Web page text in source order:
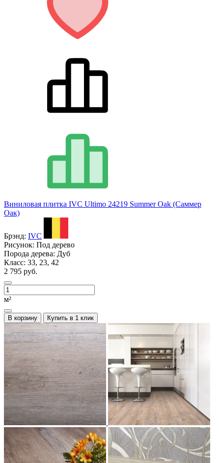
Виниловая плитка IVC Ultimo 24219 Summer Oak (Саммер
Оак)
Брэнд: IVC
Рисунок: Под дерево
Порода дерева: Дуб
Класс: 33, 23, 42
2 795 руб.
м²
В корзину Купить в 1 клик